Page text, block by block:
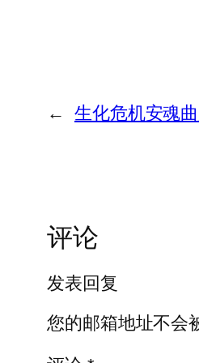
← 生化危机安魂
评论
发表回复
您的邮箱地址不会